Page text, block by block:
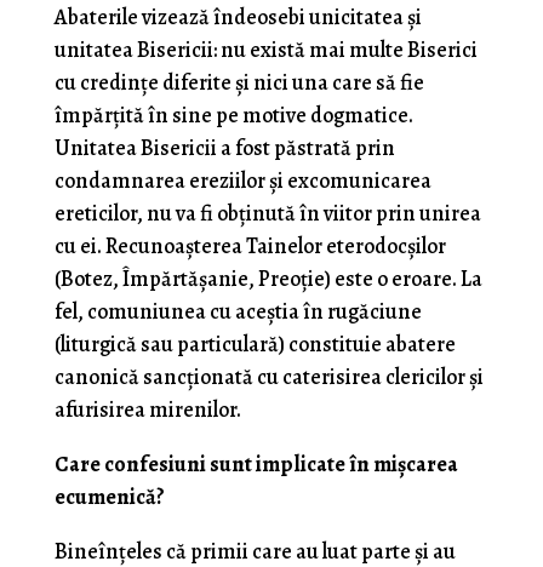
Abaterile vizează îndeosebi unicitatea și
unitatea Bisericii: nu există mai multe Biserici
cu credințe diferite și nici una care să fie
împărțită în sine pe motive dogmatice.
Unitatea Bisericii a fost păstrată prin
condamnarea ereziilor și excomunicarea
ereticilor, nu va fi obținută în viitor prin unirea
cu ei. Recunoașterea Tainelor eterodocșilor
(Botez, Împărtășanie, Preoție) este o eroare. La
fel, comuniunea cu aceștia în rugăciune
(liturgică sau particulară) constituie abatere
canonică sancționată cu caterisirea clericilor și
afurisirea mirenilor.
Care confesiuni sunt implicate în mișcarea
ecumenică?
Bineînțeles că primii care au luat parte și au